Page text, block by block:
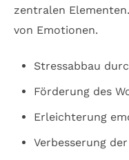
zentralen
von Emotionen.
Stressabbau
Förderung des
Erleichterung
Verbesserung